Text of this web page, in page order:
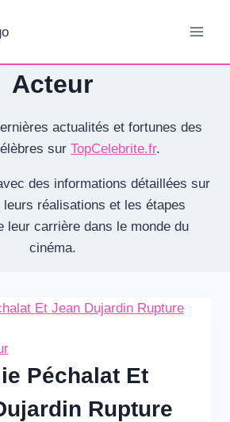
Acteur
actualités et fortunes des
sur TopCelebrite.fr.
des informations détaillées sur
réalisations et les étapes
leur carrière dans le monde du
cinéma.
Péchalat Et
Rupture